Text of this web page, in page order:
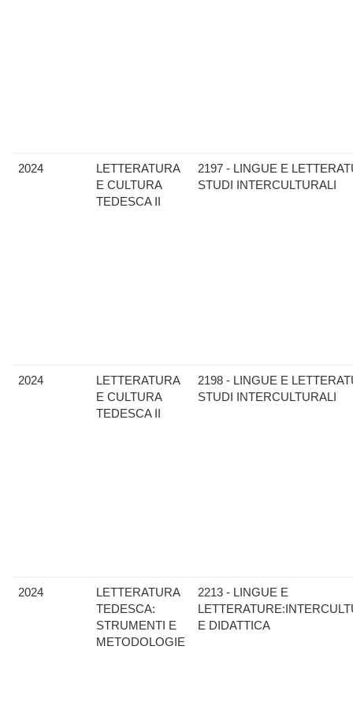
2024
LETTERATURA
E CULTURA
TEDESCA II
2197 - LINGUE E
STUDI INTERCULTURALI
2024
LETTERATURA
E CULTURA
TEDESCA II
2198 - LINGUE E
STUDI INTERCULTURALI
2024
LETTERATURA
TEDESCA:
STRUMENTI E
METODOLOGIE
2213 - LINGUE E
E DIDATTICA